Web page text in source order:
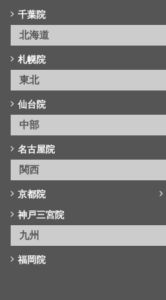
千葉院
北海道
札幌院
東北
仙台院
中部
名古屋院
関西
京都院
神戸三宮院
九州
福岡院